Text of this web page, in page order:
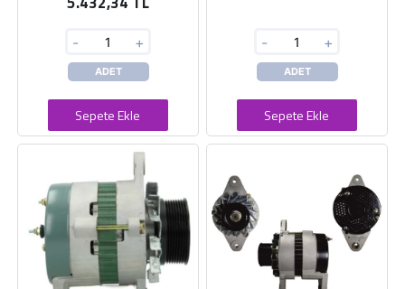
- +
ADET
Sepete Ekle
- +
ADET
Sepete Ekle